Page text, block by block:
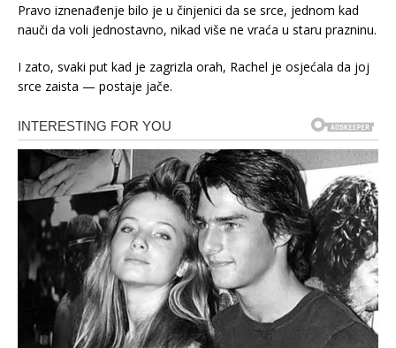
Pravo iznenađenje bilo je u činjenici da se srce, jednom kad
nauči da voli jednostavno, nikad više ne vraća u staru prazninu.
I zato, svaki put kad je zagrizla orah, Rachel je osjećala da joj
srce zaista — postaje jače.